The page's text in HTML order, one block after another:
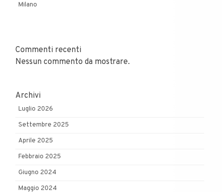
Milano
Commenti recenti
Nessun commento da mostrare.
Archivi
Luglio 2026
Settembre 2025
Aprile 2025
Febbraio 2025
Giugno 2024
Maggio 2024